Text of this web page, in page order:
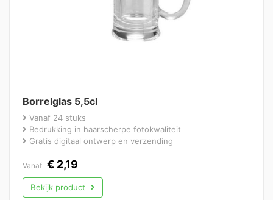
Borrelglas 5,5cl
Vanaf 24 stuks
Bedrukking in haarscherpe fotokwaliteit
Gratis digitaal ontwerp en verzending
Vanaf € 2,19
Bekijk product